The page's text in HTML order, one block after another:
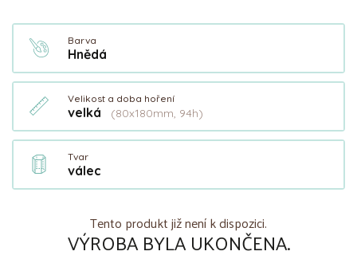
Barva
Hnědá
Velikost a doba hoření
velká (80x180mm, 94h)
Tvar
válec
Tento produkt již není k dispozici.
VÝROBA BYLA UKONČENA.